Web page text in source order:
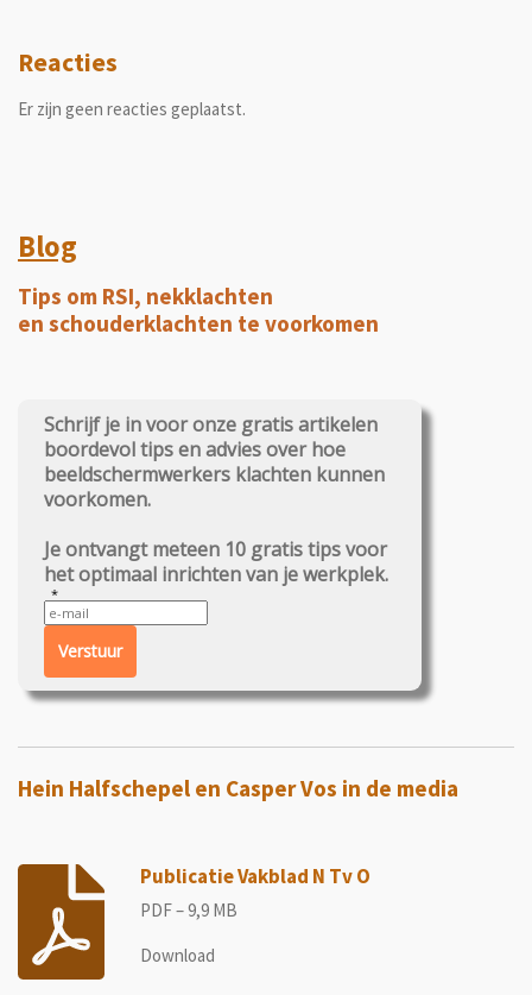
Reacties
Er zijn geen reacties geplaatst.
Blog
Tips om RSI, nekklachten
en schouderklachten te voorkomen
Schrijf je in voor onze gratis artikelen
boordevol tips en advies over hoe
beeldschermwerkers klachten kunnen
voorkomen.
Je ontvangt meteen 10 gratis tips voor
het optimaal inrichten van je werkplek.
Verstuur
Hein Halfschepel en Casper Vos in de media
Publicatie Vakblad N Tv O
PDF – 9,9 MB
Download